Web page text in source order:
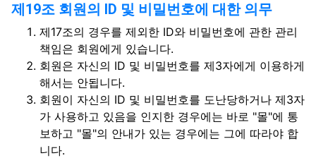
제19조 회원의 ID 및 비밀번호에 대한 의무
제17조의 경우를 제외한 ID와 비밀번호에 관한 관리
책임은 회원에게 있습니다.
회원은 자신의 ID 및 비밀번호를 제3자에게 이용하게
해서는 안됩니다.
회원이 자신의 ID 및 비밀번호를 도난당하거나 제3자
가 사용하고 있음을 인지한 경우에는 바로 "몰"에 통
보하고 "몰"의 안내가 있는 경우에는 그에 따라야 합
니다.